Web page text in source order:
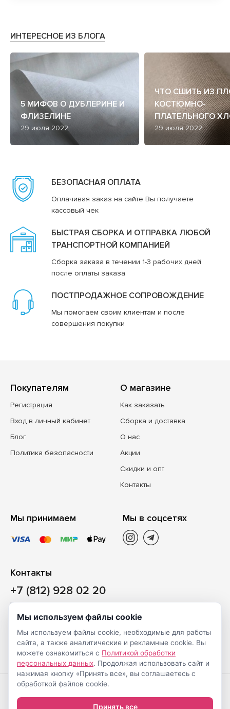
ИНТЕРЕСНОЕ ИЗ БЛОГА
5 МИФОВ О ДУБЛЕРИНЕ И
ФЛИЗЕЛИНЕ
29 июля 2022
ЧТО СШИТЬ ИЗ
КОСТЮМНО-
ПЛАТЕЛЬНОГО
29 июля 2022
БЕЗОПАСНАЯ ОПЛАТА
Оплачивая заказ на сайте Вы получаете
кассовый чек
БЫСТРАЯ СБОРКА И ОТПРАВКА ЛЮБОЙ
ТРАНСПОРТНОЙ КОМПАНИЕЙ
Сборка заказа в течении 1-3 рабочих дней
после оплаты заказа
ПОСТПРОДАЖНОЕ СОПРОВОЖДЕНИЕ
Мы помогаем своим клиентам и после
совершения покупки
Покупателям
Регистрация
Вход в личный кабинет
Блог
Политика безопасности
О магазине
Как заказать
Сборка и доставка
О нас
Акции
Скидки и опт
Контакты
Мы принимаем Мы в соцсетях
Контакты
+7 (812) 928 02 20
Наш магазин
Санкт-Петербург, ул. Ворошилова, д. 2, Литер «Р» (БЦ
«Сигнал»), 3 этаж, пом. 2
На карте
Создание
© Shveimarkt.ru,
Мы используем файлы cookie
Мы используем файлы cookie, необходимые для работы
сайта, а также аналитические и рекламные cookie. Вы
можете ознакомиться с Политикой обработки
персональных данных. Продолжая использовать сайт и
нажимая кнопку «Принять все», вы соглашаетесь с
обработкой файлов cookie.
Принять все